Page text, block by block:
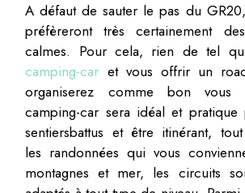
A défaut de sauter le pas du
préfèreront très certainement
calmes. Pour cela, rien de tel
camping-car et vous offrir un
organiserez comme bon vous
camping-car sera idéal et
sentiersbattus et être itinérant,
les randonnées qui vous
montagnes et mer, les circuits